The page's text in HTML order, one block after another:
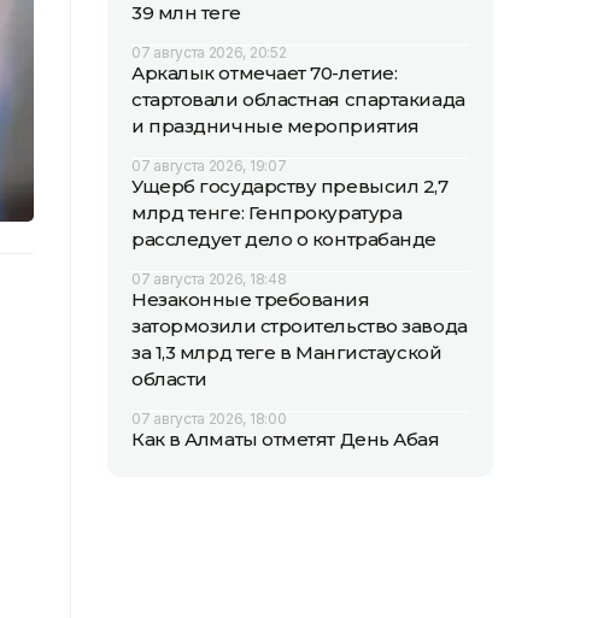
39 млн теңге
07 августа 2026, 20:52
Аркалык отмечает 70-летие:
стартовали областная спартакиада
и праздничные мероприятия
07 августа 2026, 19:07
Ущерб государству превысил 2,7
млрд тенге: Генпрокуратура
расследует дело о контрабанде
07 августа 2026, 18:48
Незаконные требования
затормозили строительство завода
за 1,3 млрд теңге в Мангистауской
области
07 августа 2026, 18:00
Как в Алматы отметят День Абая